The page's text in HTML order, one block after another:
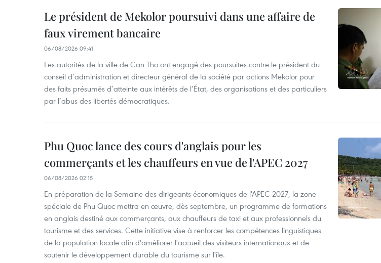
Le président de Mekolor poursuivi dans une affaire de
faux virement bancaire
06/08/2026 09:41
Les autorités de la ville de Can Tho ont engagé des poursuites contre le président du
conseil d’administration et directeur général de la société par actions Mekolor pour
des faits présumés d’atteinte aux intérêts de l’État, des organisations et des particuliers
par l’abus des libertés démocratiques.
Phu Quoc lance des cours d'anglais pour les
commerçants et les chauffeurs en vue de l'APEC 2027
06/08/2026 02:15
En préparation de la Semaine des dirigeants économiques de l'APEC 2027, la zone
spéciale de Phu Quoc mettra en œuvre, dès septembre, un programme de formations
en anglais destiné aux commerçants, aux chauffeurs de taxi et aux professionnels du
tourisme et des services. Cette initiative vise à renforcer les compétences linguistiques
de la population locale afin d'améliorer l'accueil des visiteurs internationaux et de
soutenir le développement durable du tourisme sur l'île.